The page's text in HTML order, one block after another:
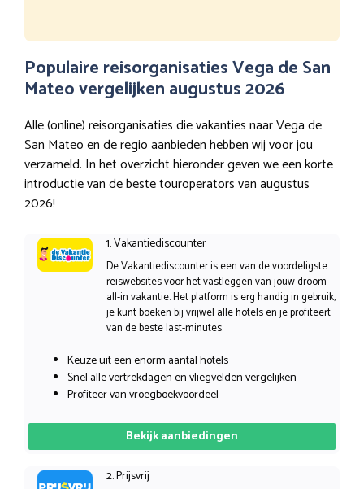
Populaire reisorganisaties Vega de San
Mateo vergelijken augustus 2026
Alle (online) reisorganisaties die vakanties naar Vega de
San Mateo en de regio aanbieden hebben wij voor jou
verzameld. In het overzicht hieronder geven we een korte
introductie van de beste touroperators van augustus
2026!
1. Vakantiediscounter
De Vakantiediscounter is een van de voordeligste
reiswebsites voor het vastleggen van jouw droom
all-in vakantie. Het platform is erg handig in gebruik,
je kunt boeken bij vrijwel alle hotels en je profiteert
van de beste last-minutes.
Keuze uit een enorm aantal hotels
Snel alle vertrekdagen en vliegvelden vergelijken
Profiteer van vroegboekvoordeel
Bekijk aanbiedingen
2. Prijsvrij